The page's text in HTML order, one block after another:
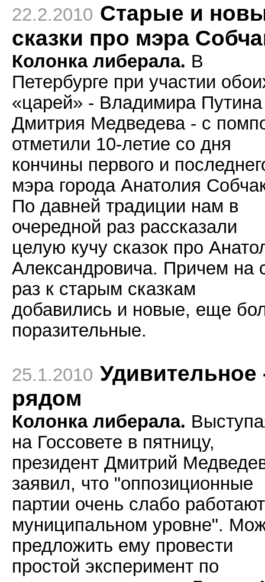
22.2.2010 Старые и
сказки про мэра
Колонка либерала. В
Петербурге при участии
«царей» - Владимира
Дмитрия Медведева - с
отметили 10-летие со дня
кончины первого и
мэра города Анатолия
По давней традиции нам в
очередной раз рассказали
целую кучу сказок про
Александровича. Причем на
раз к старым сказкам
добавились и новые, еще
поразительные.
25.1.2010 Удивительное
рядом
Колонка либерала.
на Госсовете в пятницу,
президент Дмитрий
заявил, что "оппозиционные
партии очень слабо
муниципальном уровне".
предложить ему провести
простой эксперимент по